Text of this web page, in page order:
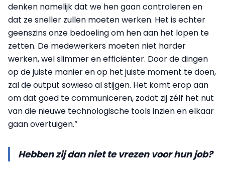
denken namelijk dat we hen gaan controleren en
dat ze sneller zullen moeten werken. Het is echter
geenszins onze bedoeling om hen aan het lopen te
zetten. De medewerkers moeten niet harder
werken, wel slimmer en efficiënter. Door de dingen
op de juiste manier en op het juiste moment te doen,
zal de output sowieso al stijgen. Het komt erop aan
om dat goed te communiceren, zodat zij zélf het nut
van die nieuwe technologische tools inzien en elkaar
gaan overtuigen.”
Hebben zij dan niet te vrezen voor hun job?